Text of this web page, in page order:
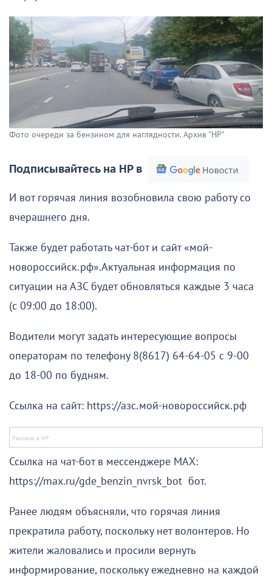
Фото очереди за бензином для наглядности. Архив "НР"
Подписывайтесь на НР в
И вот горячая линия возобновила свою работу со
вчерашнего дня.
Также будет работать чат-бот и сайт «мой-
новороссийск.рф».Актуальная информация по
ситуации на АЗС будет обновляться каждые 3 часа
(с 09:00 до 18:00).
Водители могут задать интересующие вопросы
операторам по телефону 8(8617) 64-64-05 с 9-00
до 18-00 по будням.
Ссылка на сайт: https://азс.мой-новороссийск.рф
Ссылка на чат-бот в мессенджере МАХ:
https://max.ru/gde_benzin_nvrsk_bot бот.
Ранее людям объясняли, что горячая линия
прекратила работу, поскольку нет волонтеров. Но
жители жаловались и просили вернуть
информирование, поскольку ежедневно на каждой